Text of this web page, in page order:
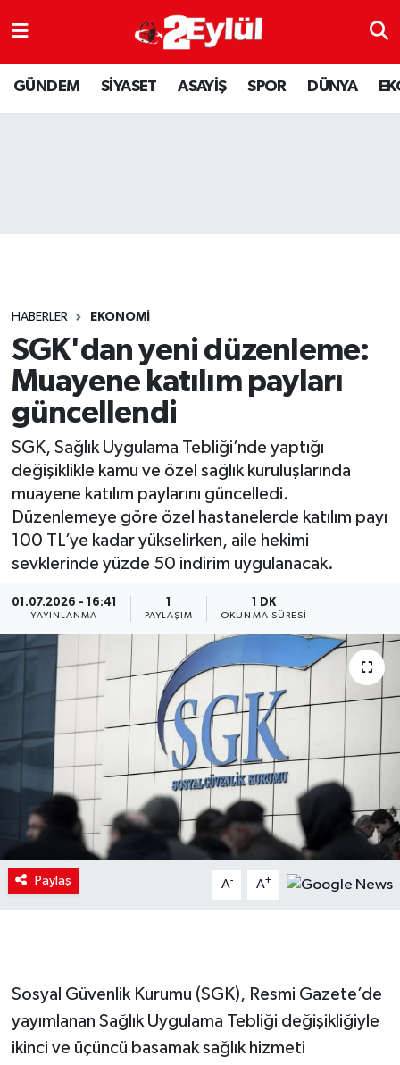
GÜNDEM SİYASET ASAYİŞ SPOR DÜNYA
HABERLER EKONOMİ
SGK'dan yeni düzenleme:
Muayene katılım payları
güncellendi
SGK, Sağlık Uygulama Tebliği’nde yaptığı
değişiklikle kamu ve özel sağlık kuruluşlarında
muayene katılım paylarını güncelledi.
Düzenlemeye göre özel hastanelerde katılım payı
100 TL’ye kadar yükselirken, aile hekimi
sevklerinde yüzde 50 indirim uygulanacak.
01.07.2026 - 16:41
YAYINLANMA PAYLAŞIM
1 DK
OKUNMA SÜRESI
Paylaş A- A+
Sosyal Güvenlik Kurumu (SGK), Resmi Gazete’de
yayımlanan Sağlık Uygulama Tebliği değişikliğiyle
ikinci ve üçüncü basamak sağlık hizmeti
ASAYİŞ
DÜNYA
SPOR
YAŞAM
Nöbetçi Eczaneler
Hava Durumu
Son Dakika Haberleri
Haber Arşivi